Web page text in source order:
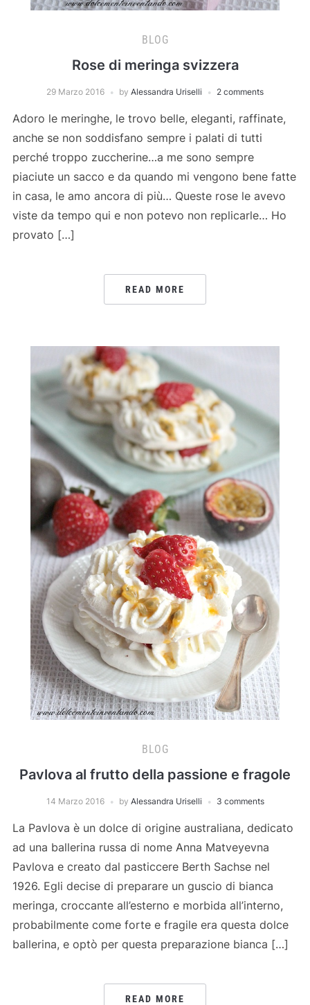
BLOG
Rose di meringa svizzera
29 Marzo 2016 by Alessandra Uriselli 2 comments
Adoro le meringhe, le trovo belle, eleganti, raffinate,
anche se non soddisfano sempre i palati di tutti
perché troppo zuccherine…a me sono sempre
piaciute un sacco e da quando mi vengono bene fatte
in casa, le amo ancora di più… Queste rose le avevo
viste da tempo qui e non potevo non replicarle… Ho
provato […]
READ MORE
BLOG
Pavlova al frutto della passione e fragole
14 Marzo 2016 by Alessandra Uriselli 3 comments
La Pavlova è un dolce di origine australiana, dedicato
ad una ballerina russa di nome Anna Matveyevna
Pavlova e creato dal pasticcere Berth Sachse nel
1926. Egli decise di preparare un guscio di bianca
meringa, croccante all’esterno e morbida all’interno,
probabilmente come forte e fragile era questa dolce
ballerina, e optò per questa preparazione bianca […]
READ MORE